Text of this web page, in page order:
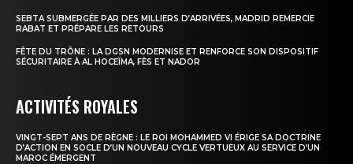
SEBTA SUBMERGÉE PAR DES MILLIERS D’ARRIVÉES, MADRID REMERCIE
RABAT ET PRÉPARE LES RETOURS
FÊTE DU TRÔNE : LA DGSN MODERNISE ET RENFORCE SON DISPOSITIF
SÉCURITAIRE À AL HOCEÏMA, FÈS ET NADOR
ACTIVITÉS ROYALES
VINGT-SEPT ANS DE RÈGNE : LE ROI MOHAMMED VI ÉRIGE SA DOCTRINE
D’ACTION EN SOCLE D’UN NOUVEAU CYCLE VERTUEUX AU SERVICE D’UN
MAROC ÉMERGENT